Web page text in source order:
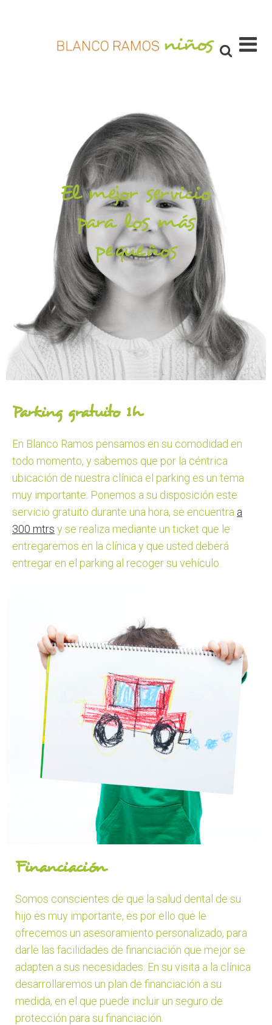
El mejor servicio
para los más
pequeños
Parking gratuito 1h
En Blanco Ramos pensamos en su comodidad en
todo momento, y sabemos que por la céntrica
ubicación de nuestra clínica el parking es un tema
muy importante. Ponemos a su disposición este
servicio gratuito durante una hora, se encuentra a
300 mtrs y se realiza mediante un ticket que le
entregaremos en la clínica y que usted deberá
entregar en el parking al recoger su vehículo.
Financiación
Somos conscientes de que la salud dental de su
hijo es muy importante, es por ello que le
ofrecemos un asesoramiento personalizado, para
darle las facilidades de financiación que mejor se
adapten a sus necesidades. En su visita a la clínica
desarrollaremos un plan de financiación a su
medida, en el que puede incluir un seguro de
protección para su financiación.